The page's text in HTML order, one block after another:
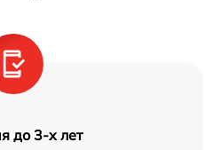
до 3-х лет